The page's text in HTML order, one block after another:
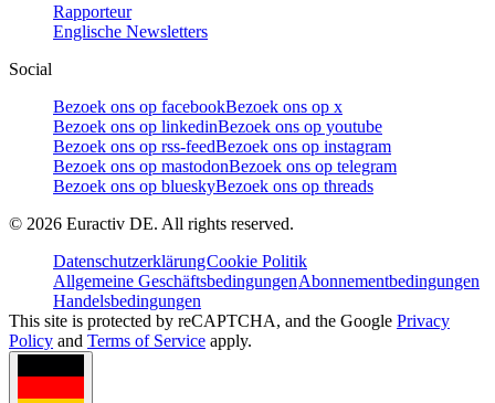
Rapporteur
Englische Newsletters
Social
Bezoek ons op facebookBezoek ons op x
Bezoek ons op linkedinBezoek ons op youtube
Bezoek ons op rss-feedBezoek ons op instagram
Bezoek ons op mastodonBezoek ons op telegram
Bezoek ons op blueskyBezoek ons op threads
© 2026 Euractiv DE. All rights reserved.
DatenschutzerklärungCookie Politik
Allgemeine GeschäftsbedingungenAbonnementbedingungen
Handelsbedingungen
This site is protected by reCAPTCHA, and the Google Privacy
Policy and Terms of Service apply.